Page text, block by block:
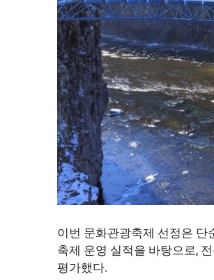
이번 문화관광축제 선정은 단
축제 운영 실적을 바탕으로,
평가했다.